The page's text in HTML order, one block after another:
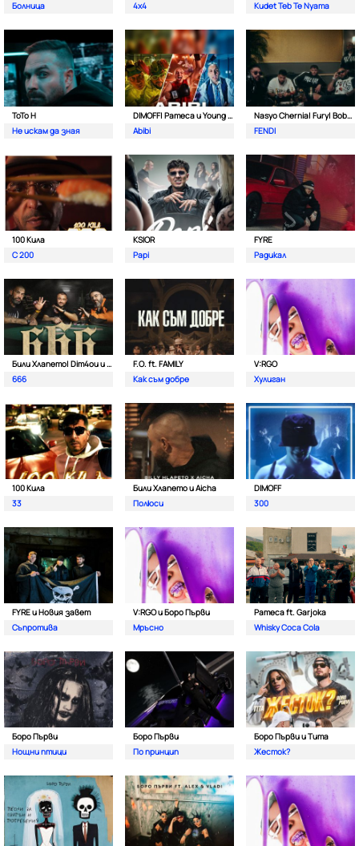
Болница
4x4
Kudet Teb Te Nyama
ToTo H
Не искам да зная
DIMOFF| Pameca и Young BB Young
Abibi
Nasyo Chernia| Fury| Bobo Armani| & N.A.S.I.
FENDI
100 Кила
С 200
KSIOR
Papi
FYRE
Радикал
Били Хлапето| Dim4ou и Garjoka
666
F.O. ft. FAMILY
Как съм добре
V:RGO
Хулиган
100 Кила
33
Били Хлапето и Aicha
Полюси
DIMOFF
300
FYRE и Новия завет
Съпротива
V:RGO и Боро Първи
Мръсно
Pameca ft. Garjoka
Whisky Coca Cola
Боро Първи
Нощни птици
Боро Първи
По принцип
Боро Първи и Тита
Жесток?